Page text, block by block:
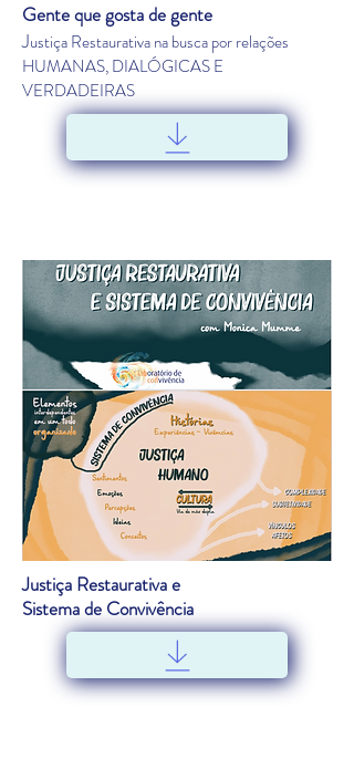
Gente que gosta de gente
Justiça Restaurativa na busca por relações
HUMANAS, DIALÓGICAS E
VERDADEIRAS
Justiça Restaurativa e
Sistema de Convivência